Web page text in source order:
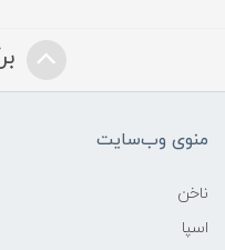
منوی وب‌سایت
ناخن
اسپا